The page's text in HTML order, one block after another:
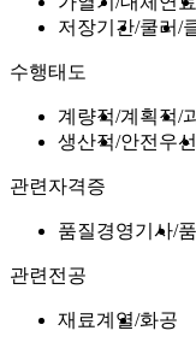
저장기간 쿨러
수행태도
계량적 계획적
생산적 안전우선
관련자격증
품질경영기사
관련전공
재료계열 화공